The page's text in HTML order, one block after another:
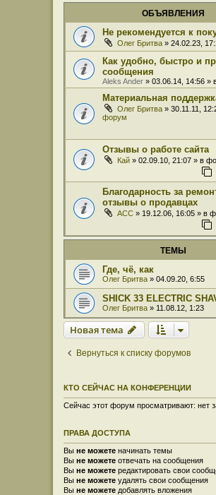
ОБЪЯВЛЕНИЯ
Не рекомендуется к
Олег Бритва » 24.02.23,
Как удобно, быстро и
сообщения
Aleks Ander » 03.06.14, 14:56 »
Материальная
Олег Бритва » 30.11.11,
форум
Отзывы о работе сайта
Кай » 02.09.10, 21:07 » в
Благодарность за
отзывы о продавцах
ACC » 19.12.06, 16:05 » в
ТЕМЫ
Где, чё, как
Олег Бритва » 04.09.20, 6:55
SHICK 33 ELECTRIC
Олег Бритва » 11.08.12, 1:23
Новая тема
Вернуться к списку форумов
КТО СЕЙЧАС НА КОНФЕРЕНЦИИ
Сейчас этот форум просматривают: нет
ПРАВА ДОСТУПА
Вы не можете начинать темы
Вы не можете отвечать на сообщения
Вы не можете редактировать свои
Вы не можете удалять свои сообщения
Вы не можете добавлять вложения